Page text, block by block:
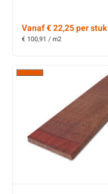
Vanaf € 22,25 per stuk
€ 100,91 / m2